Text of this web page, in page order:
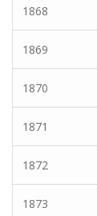
1868
1869
1870
1871
1872
1873